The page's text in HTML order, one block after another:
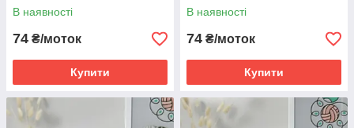
В наявності
74 ₴/моток
Купити
В наявності
74 ₴/моток
Купити